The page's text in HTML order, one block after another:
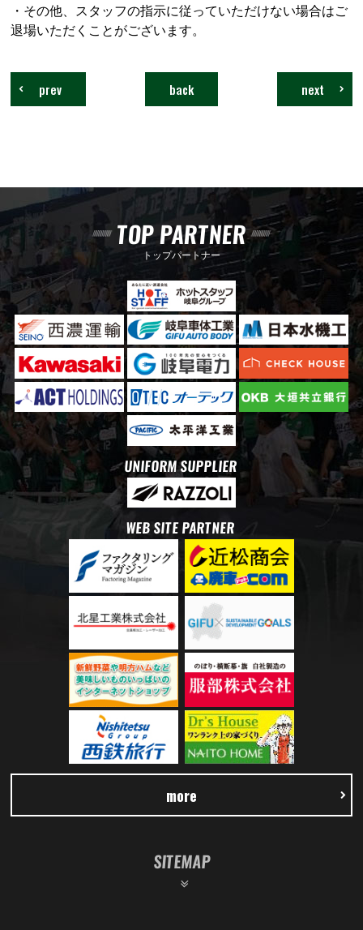
・その他、スタッフの指示に従っていただけない場合はご
退場いただくことがございます。
next
back
prev
TOP PARTNER
トップパートナー
UNIFORM SUPPLIER
WEB SITE PARTNER
more
SITEMAP